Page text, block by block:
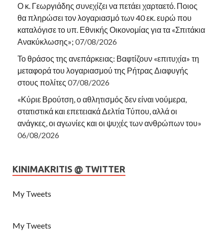
Ο κ. Γεωργιάδης συνεχίζει να πετάει χαρταετό. Ποιος
θα πληρώσει τον λογαριασμό των 40 εκ. ευρώ που
καταλόγισε το υπ. Εθνικής Οικονομίας για τα «Σπιτάκια
Ανακύκλωσης»; 07/08/2026
Το θράσος της ανεπάρκειας: Βαφτίζουν «επιτυχία» τη
μεταφορά του λογαριασμού της Ρήτρας Διαφυγής
στους πολίτες 07/08/2026
«Κύριε Βρούτση, ο αθλητισμός δεν είναι νούμερα,
στατιστικά και επετειακά Δελτία Τύπου, αλλά οι
ανάγκες, οι αγωνίες και οι ψυχές των ανθρώπων του»
06/08/2026
KINIMAKRITIS @ TWITTER
My Tweets
My Tweets